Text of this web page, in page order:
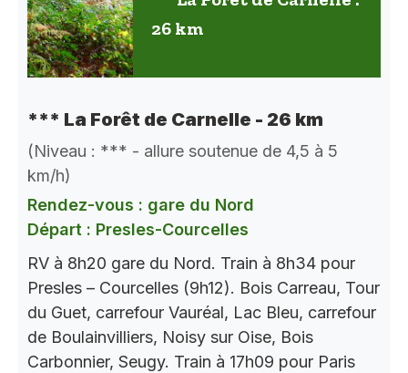
26 km
*** La Forêt de Carnelle - 26 km
(Niveau : *** - allure soutenue de 4,5 à 5
km/h)
Rendez-vous : gare du Nord
Départ : Presles-Courcelles
RV à 8h20 gare du Nord. Train à 8h34 pour
Presles – Courcelles (9h12). Bois Carreau, Tour
du Guet, carrefour Vauréal, Lac Bleu, carrefour
de Boulainvilliers, Noisy sur Oise, Bois
Carbonnier, Seugy. Train à 17h09 pour Paris